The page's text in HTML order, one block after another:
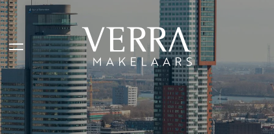
AANBOD